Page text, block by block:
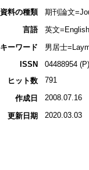
資料の種類
期刊論文
言語
英文=English
キーワード
男居士
ISSN
04488954 (P)
ヒット数
791
作成日 2008.07.16
更新日期 2020.03.03